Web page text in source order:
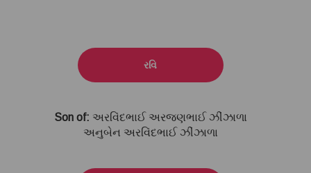
રવિ
Son of: અરવિંદભાઈ અરજણભાઈ ઝીંઝાળા
અનુબેન અરવિંદભાઈ ઝીંઝાળા